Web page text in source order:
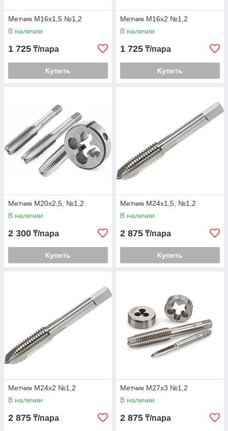
Метчик М16х1,5 №1,2
В наличии
1 725 ₸/пара
Купить
Метчик М16х2 №1,2
В наличии
1 725 ₸/пара
Купить
Метчик М20х2,5, №1,2
В наличии
2 300 ₸/пара
Купить
Метчик М24х1,5, №1,2
В наличии
2 875 ₸/пара
Купить
Метчик М24х2 №1,2
В наличии
2 875 ₸/пара
Метчик М27х3 №1,2
В наличии
2 875 ₸/пара